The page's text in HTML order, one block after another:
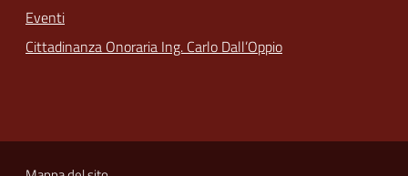
Eventi
Cittadinanza Onoraria Ing. Carlo Dall’Oppio